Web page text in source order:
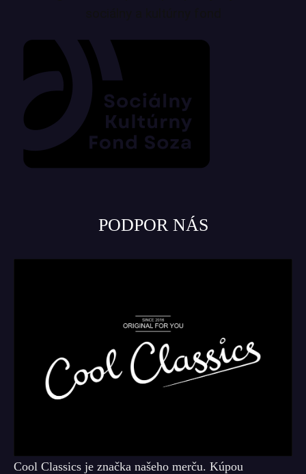
PODPOR NÁS
Cool Classics je značka našeho merču. Kúpou